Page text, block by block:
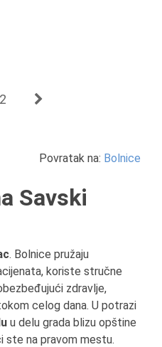
2
Povratak na: Bolnice
Savski
. Bolnice pružaju
koriste stručne
zdravlje,
celog dana. U potrazi
u delu grada blizu opštine
ste na pravom mestu.